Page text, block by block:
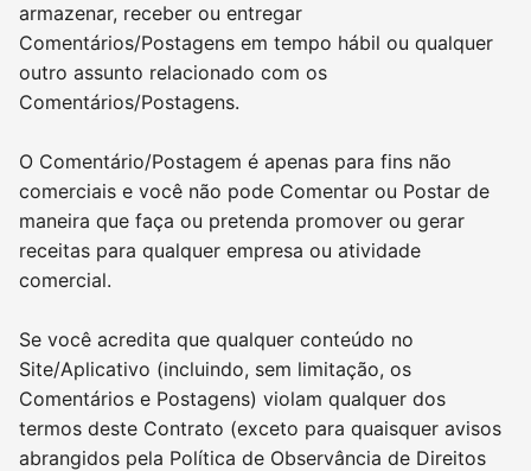
armazenar, receber ou entregar
Comentários/Postagens em tempo hábil ou qualquer
outro assunto relacionado com os
Comentários/Postagens.
O Comentário/Postagem é apenas para fins não
comerciais e você não pode Comentar ou Postar de
maneira que faça ou pretenda promover ou gerar
receitas para qualquer empresa ou atividade
comercial.
Se você acredita que qualquer conteúdo no
Site/Aplicativo (incluindo, sem limitação, os
Comentários e Postagens) violam qualquer dos
termos deste Contrato (exceto para quaisquer avisos
abrangidos pela Política de Observância de Direitos